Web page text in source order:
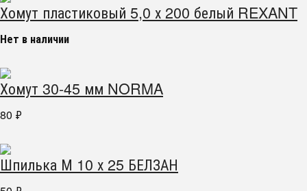
Хомут пластиковый 5,0 х 200 белый REXANT
Нет в наличии
Хомут 30-45 мм NORMA
80 ₽
Шпилька М 10 х 25 БЕЛЗАН